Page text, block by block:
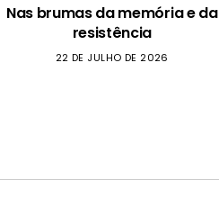
Nas brumas da memória e da
resistência
22 DE JULHO DE 2026